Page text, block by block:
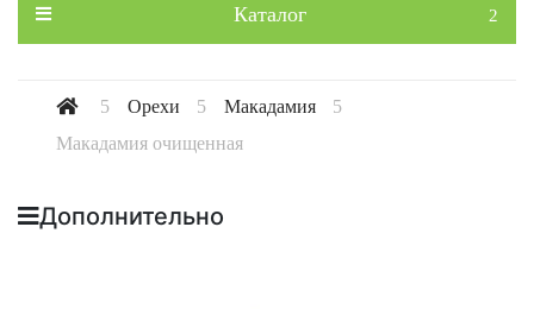
Каталог
Орехи
Макадамия
Макадамия очищенная
Дополнительно